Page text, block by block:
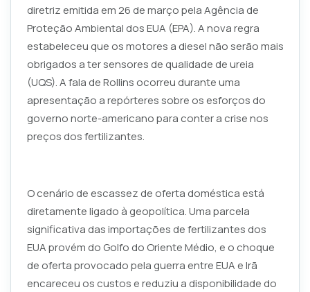
diretriz emitida em 26 de março pela Agência de
Proteção Ambiental dos EUA (EPA). A nova regra
estabeleceu que os motores a diesel não serão mais
obrigados a ter sensores de qualidade de ureia
(UQS). A fala de Rollins ocorreu durante uma
apresentação a repórteres sobre os esforços do
governo norte-americano para conter a crise nos
preços dos fertilizantes.
O cenário de escassez de oferta doméstica está
diretamente ligado à geopolítica. Uma parcela
significativa das importações de fertilizantes dos
EUA provém do Golfo do Oriente Médio, e o choque
de oferta provocado pela guerra entre EUA e Irã
encareceu os custos e reduziu a disponibilidade do